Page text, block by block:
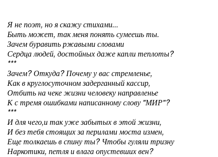
Я не поэт, но я скажу стихами...
Быть может, так меня понять сумеешь ты.
Зачем буравить ржавыми словами
Сердца людей, достойных даже капли теплоты?
***
Зачем? Откуда? Почему у вас стремленье,
Как в круглосуточном задерганный кассир,
Отбить на чеке жизни человеку направленье
К с тремя ошибками написанному слову "МИР"?
***
И для чего,и так уже забытых в этой жизни,
И без тебя стоящих за перилами моста измен,
Еще толкаешь в спину ты? Чтобы гуляли тризну
Наркотики, петля и влага опустевших вен?